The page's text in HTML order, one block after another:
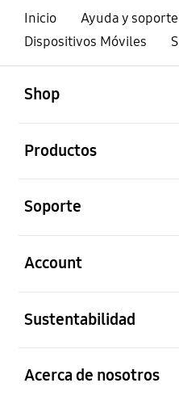
Inicio
Ayuda y
Dispositivos Móviles
Shop
Productos
Soporte
Account
Sustentabilidad
Acerca de nosotros